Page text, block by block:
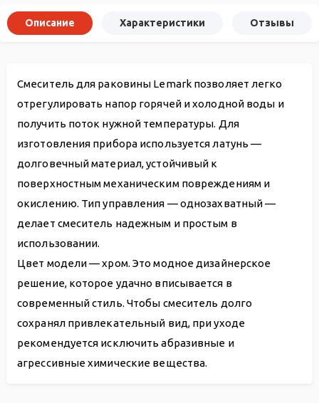
Описание Характеристики Отзывы
Смеситель для раковины Lemark позволяет легко
отрегулировать напор горячей и холодной воды и
получить поток нужной температуры. Для
изготовления прибора используется латунь —
долговечный материал, устойчивый к
поверхностным механическим повреждениям и
окислению. Тип управления — однозахватный —
делает смеситель надежным и простым в
использовании.
Цвет модели — хром. Это модное дизайнерское
решение, которое удачно вписывается в
современный стиль. Чтобы смеситель долго
сохранял привлекательный вид, при уходе
рекомендуется исключить абразивные и
агрессивные химические вещества.